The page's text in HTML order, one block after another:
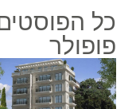
כל
פופולר